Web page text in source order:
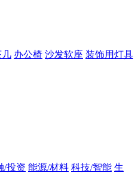
几 办公椅 沙发软座 装饰用灯具
/投资 能源/材料 科技/智能 生